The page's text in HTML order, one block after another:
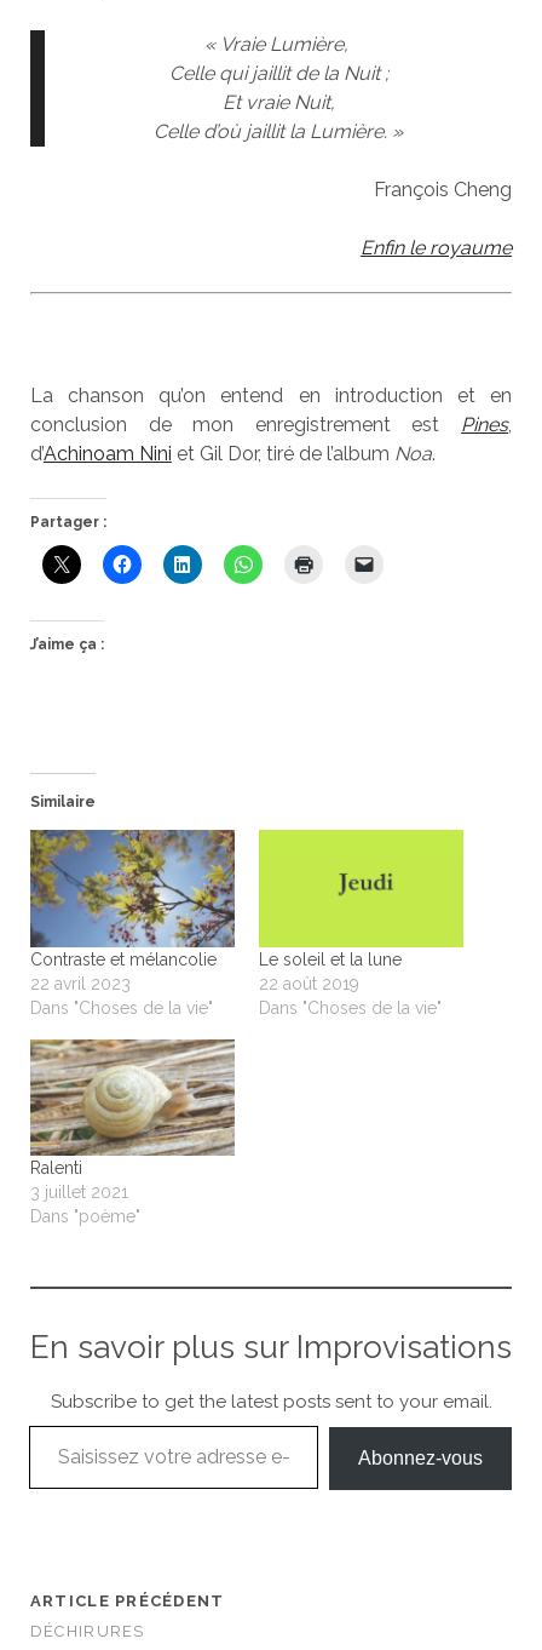
« Vraie Lumière,
Celle qui jaillit de la Nuit ;
Et vraie Nuit,
Celle d’où jaillit la Lumière. »
François Cheng
Enfin le royaume
La chanson qu’on entend en introduction et en
conclusion de mon enregistrement est Pines,
d’Achinoam Nini et Gil Dor, tiré de l’album Noa.
Partager :
J’aime ça :
Similaire
Contraste et mélancolie
22 avril 2023
Dans "Choses de la vie"
Le soleil et la lune
22 août 2019
Dans "Choses de la vie"
Ralenti
3 juillet 2021
Dans "poème"
En savoir plus sur Improvisations
Subscribe to get the latest posts sent to your email.
Saisissez votre adresse e-mail…
Abonnez-vous
ARTICLE PRÉCÉDENT
DÉCHIRURES